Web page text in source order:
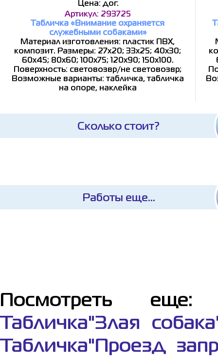
Цена: дог.
Артикул: 293725
Табличка «Внимание охраняется
служебными собаками»
Материал изготовления: пластик ПВХ,
композит. Размеры: 27x20; 33x25; 40x30;
60x45; 80x60; 100x75; 120x90; 150x100.
Поверхность: световозвр/не световозвр;
Возможные варианты: табличка, табличка
на опоре, наклейка
Сколько стоит?
Работы еще...
Посмотреть
Табличка"Злая
Табличка"Проезд